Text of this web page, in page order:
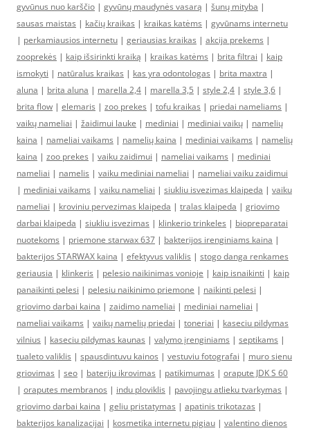
gyvūnus nuo karščio | gyvūnų maudynės vasarą | šunų mityba |
sausas maistas | kačių kraikas | kraikas katėms | gyvūnams internetu
| perkamiausios internetu | geriausias kraikas | akcija prekems |
zooprekės | kaip išsirinkti kraiką | kraikas katėms | brita filtrai | kaip
ismokyti | natūralus kraikas | kas yra odontologas | brita maxtra |
aluna | brita aluna | marella 2,4 | marella 3,5 | style 2,4 | style 3,6 |
brita flow | elemaris | zoo prekes | tofu kraikas | priedai nameliams |
vaikų nameliai | žaidimui lauke | mediniai | mediniai vaikų | namelių
kaina | nameliai vaikams | namelių kaina | mediniai vaikams | namelių
kaina | zoo prekes | vaiku zaidimui | nameliai vaikams | mediniai
nameliai | namelis | vaiku mediniai nameliai | nameliai vaiku zaidimui
| mediniai vaikams | vaiku nameliai | siukliu isvezimas klaipeda | vaiku
nameliai | kroviniu pervezimas klaipeda | tralas klaipeda | griovimo
darbai klaipeda | siukliu isvezimas | klinkerio trinkeles | biopreparatai
nuotekoms | priemone starwax 637 | bakterijos irenginiams kaina |
bakterijos STARWAX kaina | efektyvus valiklis | stogo danga renkames
geriausia | klinkeris | pelesio naikinimas vonioje | kaip isnaikinti | kaip
panaikinti pelesi | pelesiu naikinimo priemone | naikinti pelesi |
griovimo darbai kaina | zaidimo nameliai | mediniai nameliai |
nameliai vaikams | vaikų namelių priedai | toneriai | kaseciu pildymas
vilnius | kaseciu pildymas kaunas | valymo įrenginiams | septikams |
tualeto valiklis | spausdintuvu kainos | vestuviu fotografai | muro sienu
griovimas | seo | bateriju ikrovimas | patikimumas | orapute JDK S 60
| oraputes membranos | indu ploviklis | pavojingu atlieku tvarkymas |
griovimo darbai kaina | geliu pristatymas | apatinis trikotazas |
bakterijos kanalizacijai | kosmetika internetu pigiau | valentino dienos